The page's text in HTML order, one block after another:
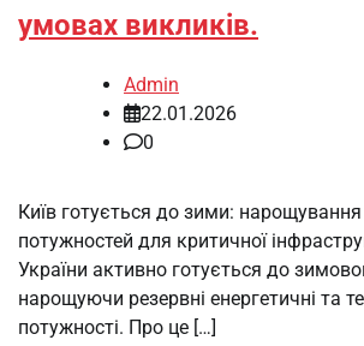
умовах викликів.
Admin
22.01.2026
0
Київ готується до зими:
потужностей для критичної
України активно готується до
нарощуючи резервні енергетичні та
потужності. Про це […]